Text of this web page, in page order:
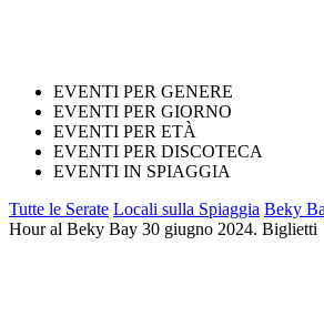
EVENTI PER GENERE
EVENTI PER GIORNO
EVENTI PER ETÀ
EVENTI PER DISCOTECA
EVENTI IN SPIAGGIA
Tutte le Serate Locali sulla Spiaggia Beky
Hour al Beky Bay 30 giugno 2024. Biglietti